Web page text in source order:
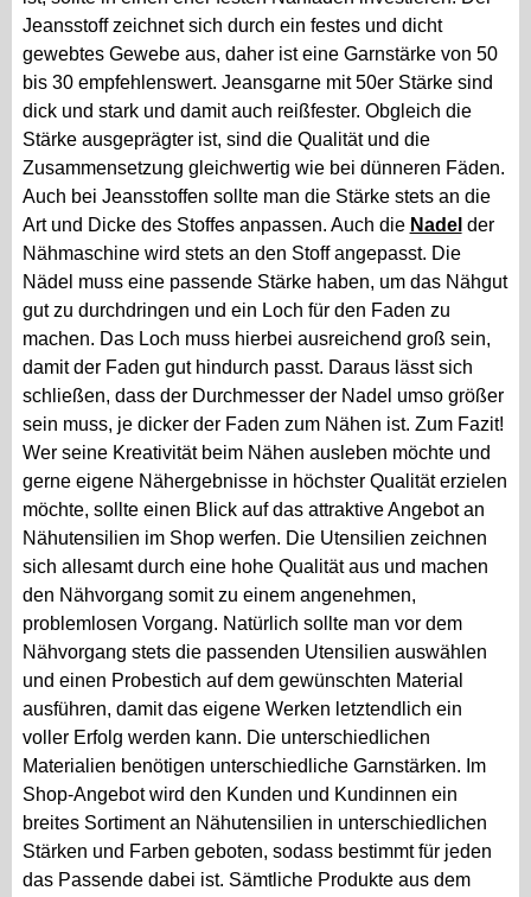
Jeansstoff zeichnet sich durch ein festes und dicht
gewebtes Gewebe aus, daher ist eine Garnstärke von 50
bis 30 empfehlenswert. Jeansgarne mit 50er Stärke sind
dick und stark und damit auch reißfester. Obgleich die
Stärke ausgeprägter ist, sind die Qualität und die
Zusammensetzung gleichwertig wie bei dünneren Fäden.
Auch bei Jeansstoffen sollte man die Stärke stets an die
Art und Dicke des Stoffes anpassen. Auch die Nadel der
Nähmaschine wird stets an den Stoff angepasst. Die
Nädel muss eine passende Stärke haben, um das Nähgut
gut zu durchdringen und ein Loch für den Faden zu
machen. Das Loch muss hierbei ausreichend groß sein,
damit der Faden gut hindurch passt. Daraus lässt sich
schließen, dass der Durchmesser der Nadel umso größer
sein muss, je dicker der Faden zum Nähen ist. Zum Fazit!
Wer seine Kreativität beim Nähen ausleben möchte und
gerne eigene Nähergebnisse in höchster Qualität erzielen
möchte, sollte einen Blick auf das attraktive Angebot an
Nähutensilien im Shop werfen. Die Utensilien zeichnen
sich allesamt durch eine hohe Qualität aus und machen
den Nähvorgang somit zu einem angenehmen,
problemlosen Vorgang. Natürlich sollte man vor dem
Nähvorgang stets die passenden Utensilien auswählen
und einen Probestich auf dem gewünschten Material
ausführen, damit das eigene Werken letztendlich ein
voller Erfolg werden kann. Die unterschiedlichen
Materialien benötigen unterschiedliche Garnstärken. Im
Shop-Angebot wird den Kunden und Kundinnen ein
breites Sortiment an Nähutensilien in unterschiedlichen
Stärken und Farben geboten, sodass bestimmt für jeden
das Passende dabei ist. Sämtliche Produkte aus dem